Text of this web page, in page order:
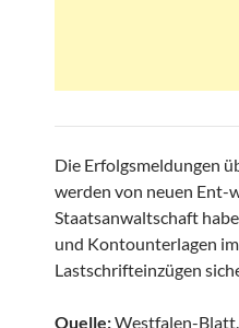
Die Erfolgsmeldungen
werden von neuen Ent-
Staatsanwaltschaft
und Kontounterlagen
Lastschrifteinzügen
Quelle:Westfalen-